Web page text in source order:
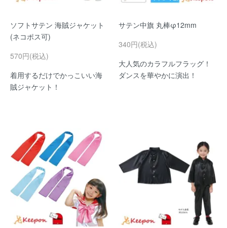
ソフトサテン 海賊ジャケット
(ネコポス可)
570円(税込)
着用するだけでかっこいい海
賊ジャケット！
サテン中旗 丸棒φ12mm
340円(税込)
大人気のカラフルフラッグ！
ダンスを華やかに演出！